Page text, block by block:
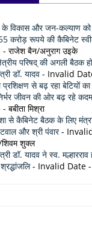
विकास और जन-कल्याण को
करोड़ रूपये की कैबिनेट
- राजेश बैन/अनुराग उइके
परिषद् की अगली बैठक
डॉ. यादव - Invalid
से बढ़ रहा बेटियों
जीवन की ओर बढ़ रहे कदम
- बबीता मिश्रा
से कैबिनेट बैठक के लिए
और श्री पंवार-
शिवम शुक्ल
डॉ. यादव ने स्व. मल्हारराव
- Invalid Date